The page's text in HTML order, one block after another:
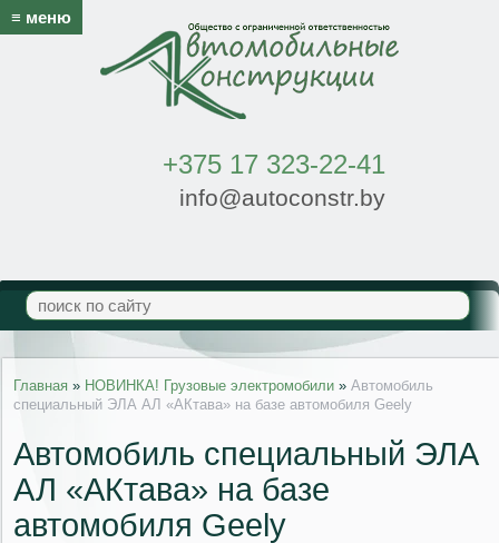
≡ меню
+375 17 323-22-41
info@autoconstr.by
Главная » НОВИНКА! Грузовые электромобили » Автомобиль
специальный ЭЛА АЛ «АКтава» на базе автомобиля Gееly
Автомобиль специальный ЭЛА
АЛ «АКтава» на базе
автомобиля Gееly